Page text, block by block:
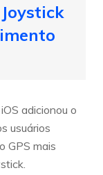
adicionou o
usuários
GPS mais